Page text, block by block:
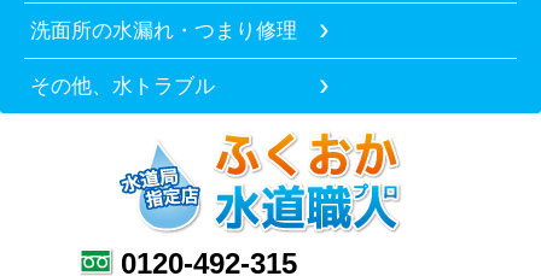
洗面所の水漏れ・つまり修理
その他、水トラブル
0120-492-315